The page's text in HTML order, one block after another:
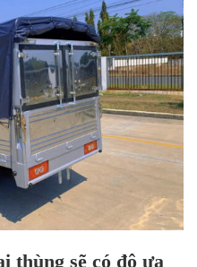
thùng sẽ có độ ưa